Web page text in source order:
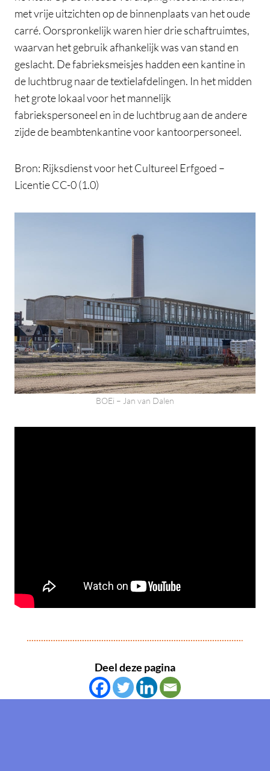
met vrije uitzichten op de binnenplaats van het oude
carré. Oorspronkelijk waren hier drie schaftruimtes,
waarvan het gebruik afhankelijk was van stand en
geslacht. De fabrieksmeisjes hadden een kantine in
de luchtbrug naar de textielafdelingen. In het midden
het grote lokaal voor het mannelijk
fabriekspersoneel en in de luchtbrug aan de andere
zijde de beambtenkantine voor kantoorpersoneel.
Bron: Rijksdienst voor het Cultureel Erfgoed –
Licentie CC-0 (1.0)
BOEi – Jan van Dalen
Deel deze pagina